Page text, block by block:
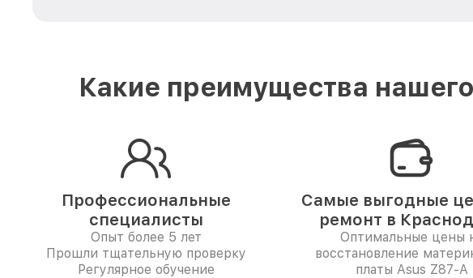
Какие преимущества
Профессиональные
специалисты
Опыт более 5 лет
Прошли тщательную проверку
Регулярное обучение
Самые выгодные
ремонт в
Оптимальные цены
восстановление
платы Asus Z87-A